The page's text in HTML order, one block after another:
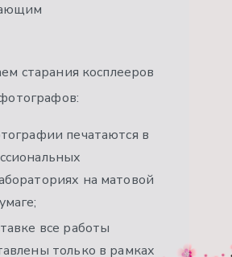
старания косплееров
печатаются в
на матовой
все работы
только в рамках